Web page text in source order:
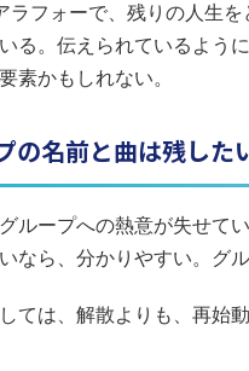
ラフォーで、残りの人生
る。伝えられているよう
素かもしれない。
の名前と曲は残した
ループへの熱意が失せて
なら、分かりやすい。グ
ては、解散よりも、再始